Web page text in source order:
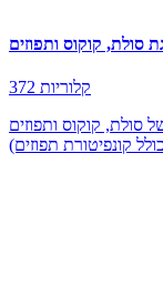
סולת, קוקוס ותפוזים
372 קלוריות
סולת, קוקוס ותפוזים
קונפיטורת תפוזים)